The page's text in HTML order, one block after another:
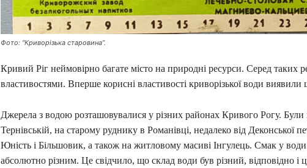
Фото: “Криворізька старовина”.
Кривий Ріг неймовірно багате місто на природні ресурси. Серед таких
властивостями. Вперше корисні властивості криворізької води виявили
Джерела з водою розташовувалися у різних районах Кривого Рогу. Були
Тернівській, на старому руднику в Романівці, недалеко від Деконської
Юність і Більшовик, а також на житловому масиві Інгулець. Смак у
абсолютно різним. Це свідчило, що склад води був різний, відповідно і